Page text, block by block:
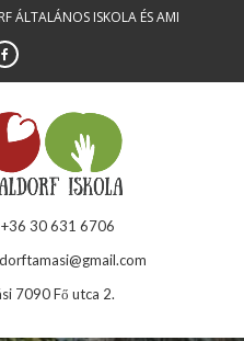
ÁLTALÁNOS ISKOLA ÉS AMI
+36 30 631 6706
7090 Fő utca 2.